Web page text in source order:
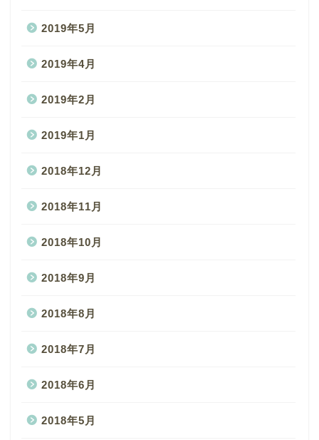
2019年5月
2019年4月
2019年2月
2019年1月
2018年12月
2018年11月
2018年10月
2018年9月
2018年8月
2018年7月
2018年6月
2018年5月